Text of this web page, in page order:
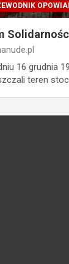
16 grudnia
teren